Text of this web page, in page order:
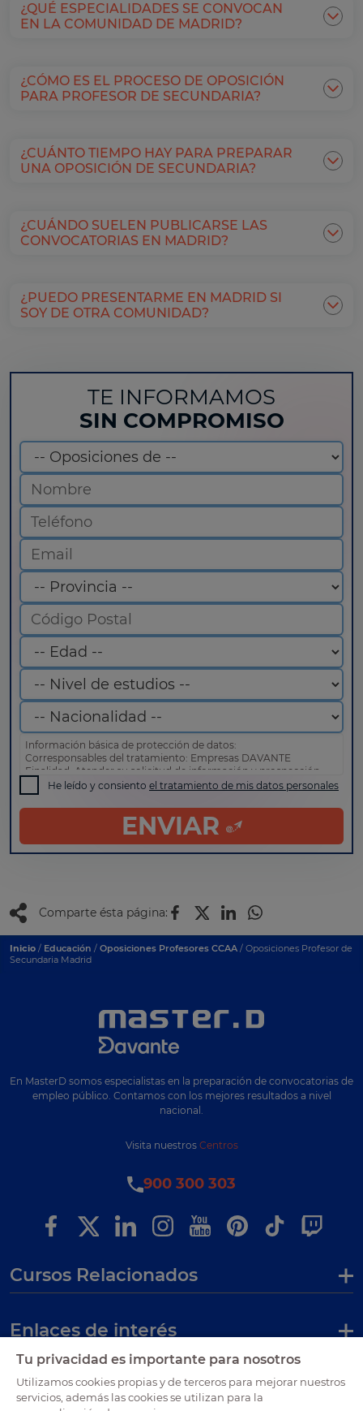
¿QUÉ ESPECIALIDADES SE CONVOCAN
EN LA COMUNIDAD DE MADRID?
¿CÓMO ES EL PROCESO DE OPOSICIÓN
PARA PROFESOR DE SECUNDARIA?
¿CUÁNTO TIEMPO HAY PARA PREPARAR
UNA OPOSICIÓN DE SECUNDARIA?
¿CUÁNDO SUELEN PUBLICARSE LAS
CONVOCATORIAS EN MADRID?
¿PUEDO PRESENTARME EN MADRID SI
SOY DE OTRA COMUNIDAD?
TE INFORMAMOS
SIN COMPROMISO
Información básica de protección de datos:
Corresponsables del tratamiento: Empresas DAVANTE
Finalidad: Atender su solicitud de información y prospección
comercial
Derechos: Puede acceder, rectificar y suprimir sus datos, así
como otros derechos tal y como se explica en nuestrapolítica
He leído y consiento el tratamiento de mis datos personales
ENVIAR
Comparte ésta página:
Inicio / Educación / Oposiciones Profesores CCAA / Oposiciones Profesor de
Secundaria Madrid
En MasterD somos especialistas en la preparación de convocatorias de
empleo público. Contamos con los mejores resultados a nivel
nacional.
Visita nuestros Centros
900 300 303
Cursos Relacionados
Enlaces de interés
Certificaciones
Tu privacidad es importante para nosotros
Utilizamos cookies propias y de terceros para mejorar nuestros
servicios, además las cookies se utilizan para la